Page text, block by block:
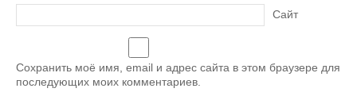
Сайт
Сохранить моё имя, email и адрес сайта в этом браузере для
последующих моих комментариев.